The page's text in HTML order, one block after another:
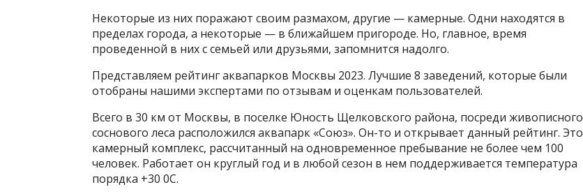
Некоторые из них поражают своим размахом, другие — камерные. Одни находятся в
пределах города, а некоторые — в ближайшем пригороде. Но, главное, время
проведенной в них с семьей или друзьями, запомнится надолго.
Представляем рейтинг аквапарков Москвы 2023. Лучшие 8 заведений, которые были
отобраны нашими экспертами по отзывам и оценкам пользователей.
Всего в 30 км от Москвы, в поселке Юность Щелковского района, посреди живописного
соснового леса расположился аквапарк «Союз». Он-то и открывает данный рейтинг. Это
камерный комплекс, рассчитанный на одновременное пребывание не более чем 100
человек. Работает он круглый год и в любой сезон в нем поддерживается температура
порядка +30 0С.